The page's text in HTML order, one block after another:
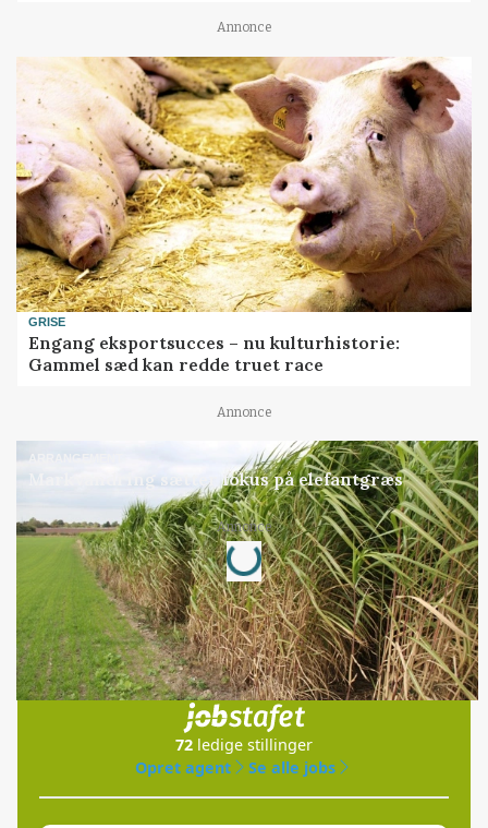
Annonce
GRISE
Engang eksportsucces – nu kulturhistorie:
Gammel sæd kan redde truet race
Annonce
ARRANGEMENT
Markvandring sætter fokus på elefantgræs
Annonce
Loading...
Jobs
i samarbejde med
72 ledige stillinger
Opret agent
Se alle jobs